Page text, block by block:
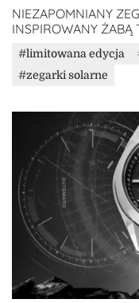
NIEZAPOMNIANY
INSPIROWANY
limitowana edycja
zegarki solarne